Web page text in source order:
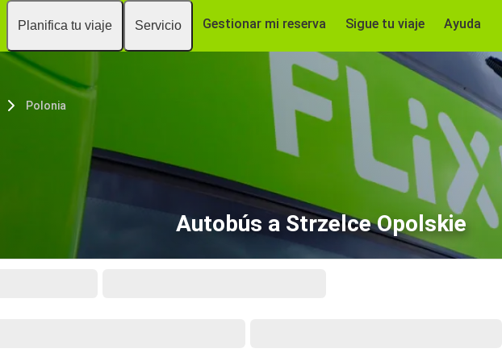
Planifica tu viaje Servicio Gestionar mi reserva Sigue tu viaje Ayuda
Polonia
Autobús a Strzelce Opolskie